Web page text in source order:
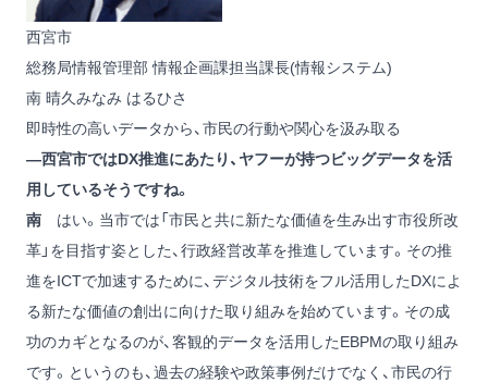
西宮市
総務局情報管理部 情報企画課担当課長(情報システム)
南 晴久 みなみ はるひさ
即時性の高いデータから、市民の行動や関心を汲み取る
―西宮市ではDX推進にあたり、ヤフーが持つビッグデータを活
用しているそうですね。
南 はい。当市では「市民と共に新たな価値を生み出す市役所改
革」を目指す姿とした、行政経営改革を推進しています。その推
進をICTで加速するために、デジタル技術をフル活用したDXによ
る新たな価値の創出に向けた取り組みを始めています。その成
功のカギとなるのが、客観的データを活用したEBPMの取り組み
です。というのも、過去の経験や政策事例だけでなく、市民の行